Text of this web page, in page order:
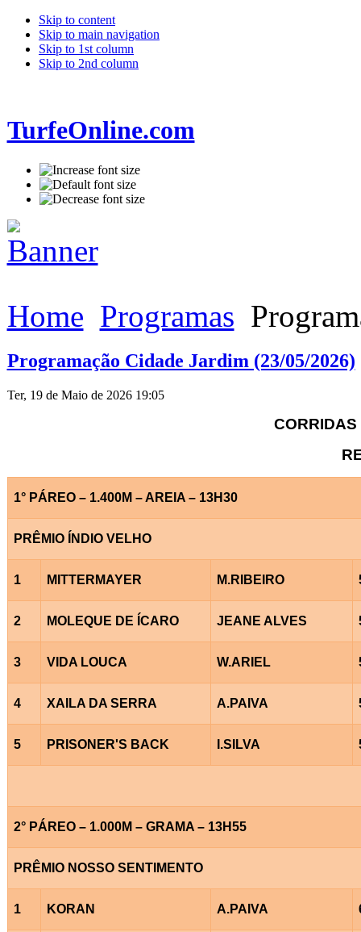
Skip to content
Skip to main navigation
Skip to 1st column
Skip to 2nd column
TurfeOnline.com
Home Programas
Programação Cidade Jardim (23/05/2026)
Ter, 19 de Maio de 2026 19:05
1° PÁREO – 1.400M – AREIA – 13H30
PRÊMIO ÍNDIO VELHO
1 MITTERMAYER M.RIBEIRO
2 MOLEQUE DE ÍCARO JEANE ALVES
3 VIDA LOUCA W.ARIEL
4 XAILA DA SERRA A.PAIVA
5 PRISONER'S BACK I.SILVA
2° PÁREO – 1.000M – GRAMA – 13H55
PRÊMIO NOSSO SENTIMENTO
1 KORAN A.PAIVA